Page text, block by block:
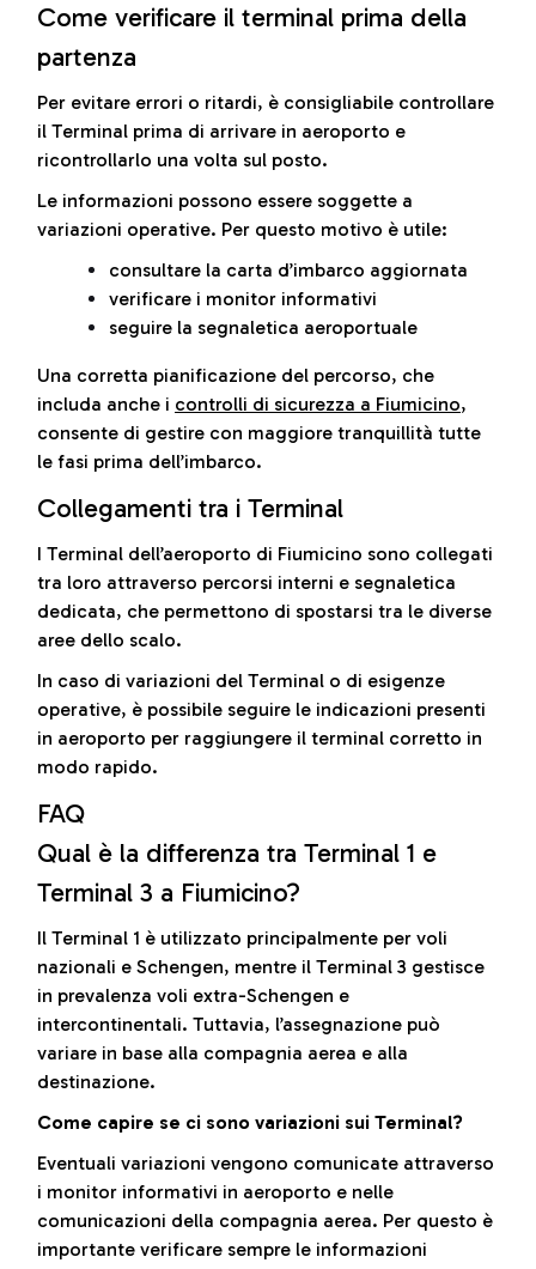
Come verificare il terminal prima della
partenza
Per evitare errori o ritardi, è consigliabile controllare
il Terminal prima di arrivare in aeroporto e
ricontrollarlo una volta sul posto.
Le informazioni possono essere soggette a
variazioni operative. Per questo motivo è utile:
consultare la carta d’imbarco aggiornata
verificare i monitor informativi
seguire la segnaletica aeroportuale
Una corretta pianificazione del percorso, che
includa anche i controlli di sicurezza a Fiumicino,
consente di gestire con maggiore tranquillità tutte
le fasi prima dell’imbarco.
Collegamenti tra i Terminal
I Terminal dell’aeroporto di Fiumicino sono collegati
tra loro attraverso percorsi interni e segnaletica
dedicata, che permettono di spostarsi tra le diverse
aree dello scalo.
In caso di variazioni del Terminal o di esigenze
operative, è possibile seguire le indicazioni presenti
in aeroporto per raggiungere il terminal corretto in
modo rapido.
FAQ
Qual è la differenza tra Terminal 1 e
Terminal 3 a Fiumicino?
Il Terminal 1 è utilizzato principalmente per voli
nazionali e Schengen, mentre il Terminal 3 gestisce
in prevalenza voli extra-Schengen e
intercontinentali. Tuttavia, l’assegnazione può
variare in base alla compagnia aerea e alla
destinazione.
Come capire se ci sono variazioni sui Terminal?
Eventuali variazioni vengono comunicate attraverso
i monitor informativi in aeroporto e nelle
comunicazioni della compagnia aerea. Per questo è
importante verificare sempre le informazioni